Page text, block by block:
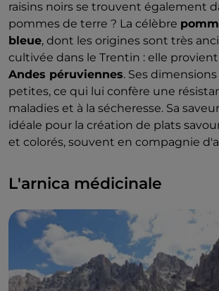
raisins noirs se trouvent également
pommes de terre ? La célèbre
bleue, dont les origines sont très
cultivée dans le Trentin : elle
Andes péruviennes. Ses
petites, ce qui lui confère une
maladies et à la sécheresse. Sa
idéale pour la création de plats
et colorés, souvent en compagnie
L'arnica médicinale